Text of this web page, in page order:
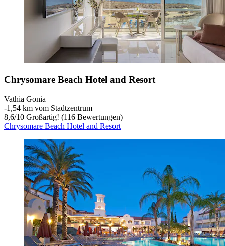
Chrysomare Beach Hotel and Resort
Vathia Gonia
‐1,54 km vom Stadtzentrum
8,6/10 Großartig! (116 Bewertungen)
Chrysomare Beach Hotel and Resort